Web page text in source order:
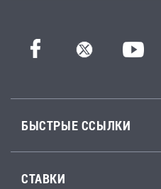
БЫСТРЫЕ ССЫЛКИ
СТАВКИ